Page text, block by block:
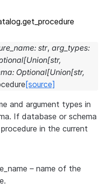
procedure
: str, arg_types:
[Union[str,
: Optional[Union[str,
[source]
and argument types in
If database or schema
in the current
– name of the